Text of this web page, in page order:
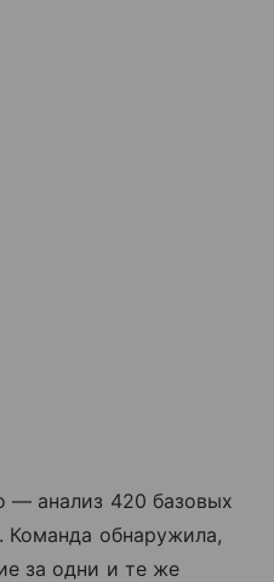
— анализ 420 базовых
Команда обнаружила,
за одни и те же